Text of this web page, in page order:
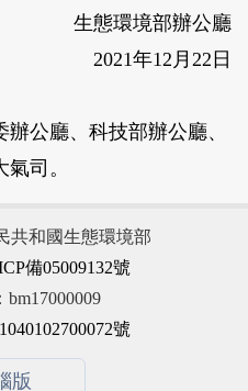
生態環境部辦公廳
2021年12月22日
公廳、科技部辦公廳、
司。
共和國生態環境部
備05009132號
號
版